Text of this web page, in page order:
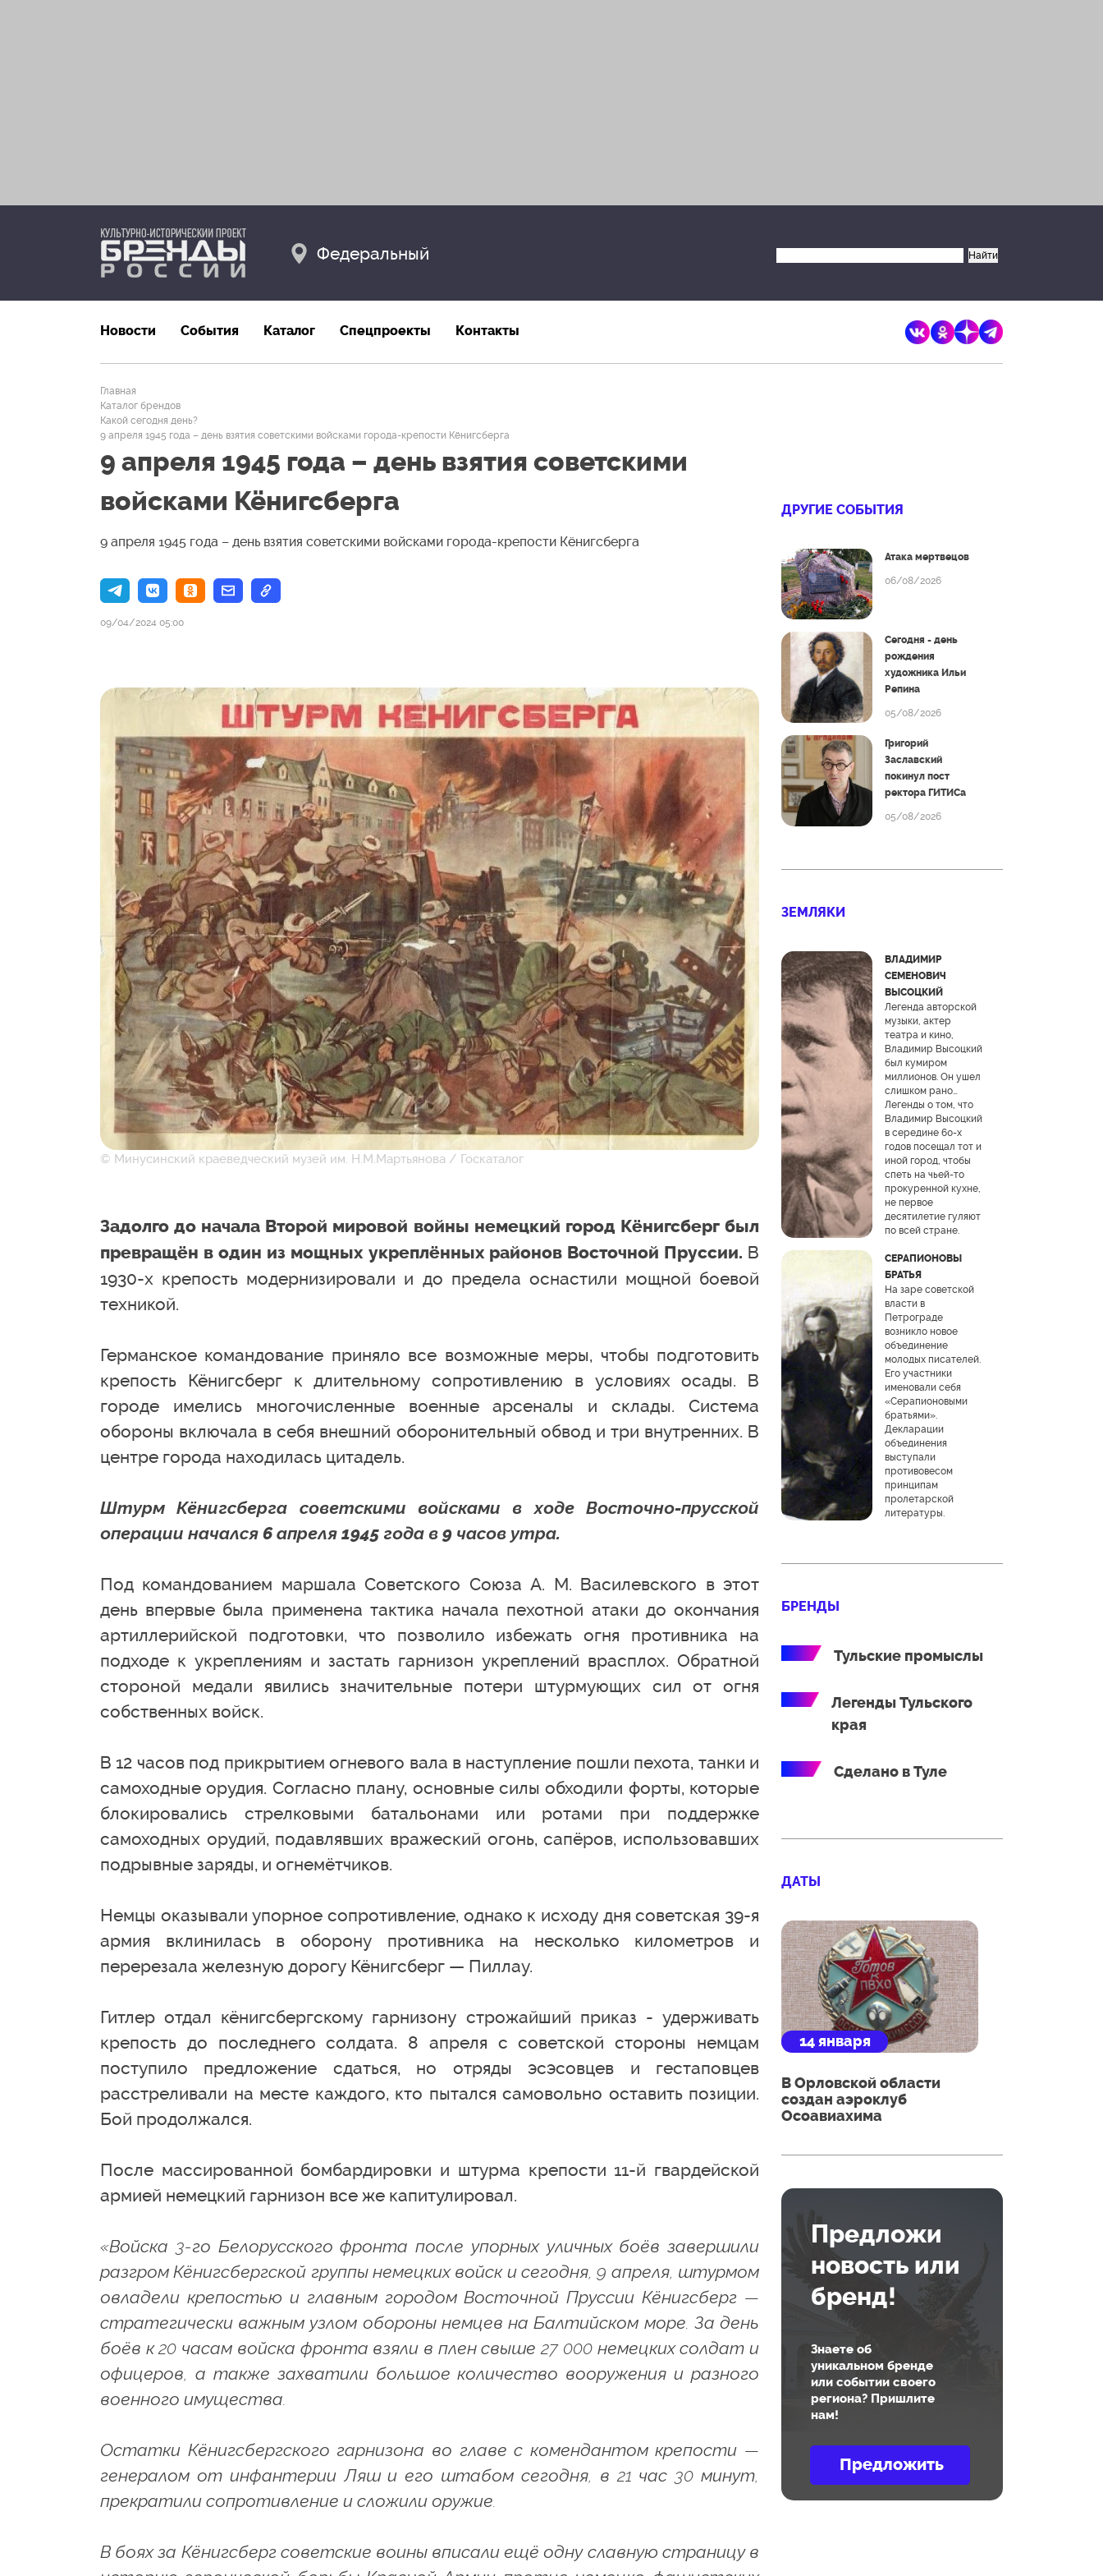
Федеральный
Новости События Каталог Спецпроекты Контакты
Главная
Каталог брендов
Какой сегодня день?
9 апреля 1945 года – день взятия советскими войсками города-крепости Кёнигсберга
9 апреля 1945 года – день взятия советскими
войсками Кёнигсберга
9 апреля 1945 года – день взятия советскими войсками города-крепости Кёнигсберга
09/04/2024 05:00
© Минусинский краеведческий музей им. Н.М.Мартьянова / Госкаталог
Задолго до начала Второй мировой войны немецкий город Кёнигсберг был
превращён в один из мощных укреплённых районов Восточной Пруссии. В
1930-х крепость модернизировали и до предела оснастили мощной боевой
техникой.
Германское командование приняло все возможные меры, чтобы подготовить
крепость Кёнигсберг к длительному сопротивлению в условиях осады. В
городе имелись многочисленные военные арсеналы и склады. Система
обороны включала в себя внешний оборонительный обвод и три внутренних. В
центре города находилась цитадель.
Штурм Кёнигсберга советскими войсками в ходе Восточно-прусской
операции начался 6 апреля 1945 года в 9 часов утра.
Под командованием маршала Советского Союза А. М. Василевского в этот
день впервые была применена тактика начала пехотной атаки до окончания
артиллерийской подготовки, что позволило избежать огня противника на
подходе к укреплениям и застать гарнизон укреплений врасплох. Обратной
стороной медали явились значительные потери штурмующих сил от огня
собственных войск.
В 12 часов под прикрытием огневого вала в наступление пошли пехота, танки и
самоходные орудия. Согласно плану, основные силы обходили форты, которые
блокировались стрелковыми батальонами или ротами при поддержке
самоходных орудий, подавлявших вражеский огонь, сапёров, использовавших
подрывные заряды, и огнемётчиков.
Немцы оказывали упорное сопротивление, однако к исходу дня советская 39-я
армия вклинилась в оборону противника на несколько километров и
перерезала железную дорогу Кёнигсберг — Пиллау.
Гитлер отдал кёнигсбергскому гарнизону строжайший приказ - удерживать
крепость до последнего солдата. 8 апреля с советской стороны немцам
поступило предложение сдаться, но отряды эсэсовцев и гестаповцев
расстреливали на месте каждого, кто пытался самовольно оставить позиции.
Бой продолжался.
После массированной бомбардировки и штурма крепости 11-й гвардейской
армией немецкий гарнизон все же капитулировал.
«Войска 3-го Белорусского фронта после упорных уличных боёв завершили
разгром Кёнигсбергской группы немецких войск и сегодня, 9 апреля, штурмом
овладели крепостью и главным городом Восточной Пруссии Кёнигсберг —
стратегически важным узлом обороны немцев на Балтийском море. За день
боёв к 20 часам войска фронта взяли в плен свыше 27 000 немецких солдат и
офицеров, а также захватили большое количество вооружения и разного
военного имущества.
Остатки Кёнигсбергского гарнизона во главе с комендантом крепости —
генералом от инфантерии Ляш и его штабом сегодня, в 21 час 30 минут,
прекратили сопротивление и сложили оружие.
В боях за Кёнигсберг советские воины вписали ещё одну славную страницу в
ДРУГИЕ СОБЫТИЯ
Атака мертвецов
06/08/2026
Сегодня - день
рождения
художника Ильи
Репина
05/08/2026
Григорий
Заславский
покинул пост
ректора ГИТИСа
05/08/2026
ЗЕМЛЯКИ
ВЛАДИМИР
СЕМЕНОВИЧ
ВЫСОЦКИЙ
Легенда авторской
музыки, актер
театра и кино,
Владимир Высоцкий
был кумиром
миллионов. Он ушел
слишком рано…
Легенды о том, что
Владимир Высоцкий
в середине 60-х
годов посещал тот и
иной город, чтобы
спеть на чьей-то
прокуренной кухне,
не первое
десятилетие гуляют
по всей стране.
СЕРАПИОНОВЫ
БРАТЬЯ
На заре советской
власти в
Петрограде
возникло новое
объединение
молодых писателей.
Его участники
именовали себя
«Серапионовыми
братьями».
Декларации
объединения
выступали
противовесом
принципам
пролетарской
литературы.
БРЕНДЫ
Тульские промыслы
Легенды Тульского
края
Сделано в Туле
ДАТЫ
14 января
В Орловской области
создан аэроклуб
Осоавиахима
Предложи
новость или
бренд!
Знаете об
уникальном бренде
или событии своего
региона? Пришлите
нам!